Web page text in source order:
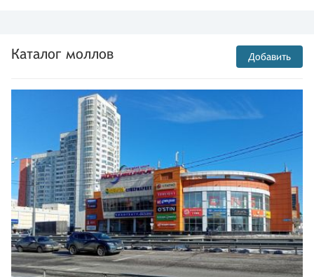
Каталог моллов Добавить